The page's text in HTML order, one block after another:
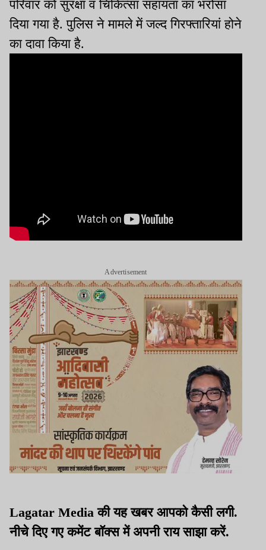
परिवार को सुरक्षा व चिकित्सा सहायता का भरोसा
दिया गया है. पुलिस ने मामले में जल्द गिरफ्तारियां होने
का दावा किया है.
Advertisement
Lagatar Media की यह खबर आपको कैसी लगी.
नीचे दिए गए कमेंट बॉक्स में अपनी राय साझा करें.